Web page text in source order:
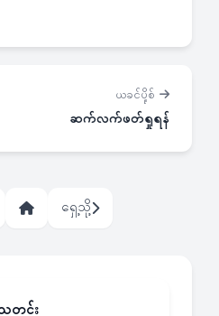
ယခင်ပို့စ်
ဆက်လက်ဖတ်ရှုရန်
ရှေ့သို့
တင်း